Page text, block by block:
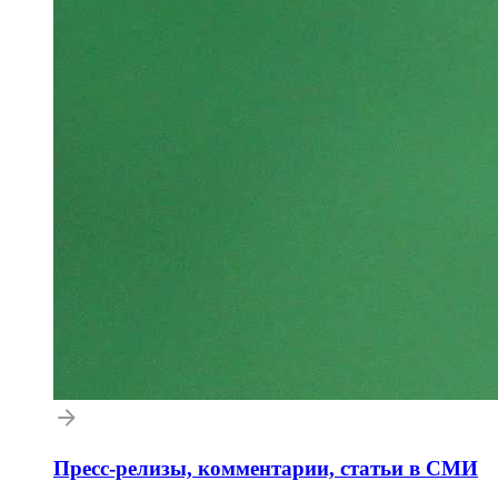
Пресс-релизы, комментарии, статьи в СМИ